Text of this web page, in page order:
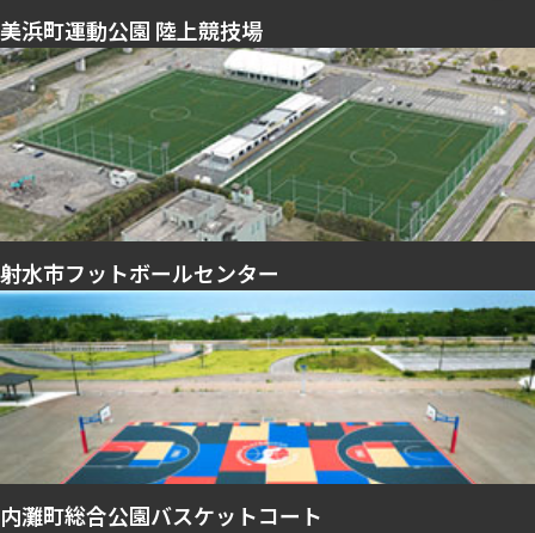
美浜町運動公園 陸上競技場
射水市フットボールセンター
内灘町総合公園バスケットコート